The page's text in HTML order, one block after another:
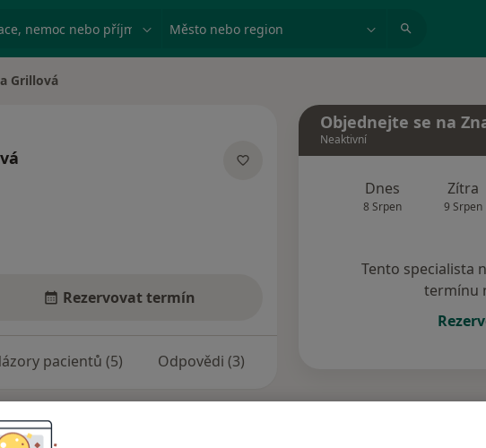
nemoc nebo příjmení Město nebo region
Grillová
Rezervovat termín
pacientů (5) Odpovědi (3)
Objednejte se na
Neaktivní
Dnes
8 Srpen
Zítra
9 Srpen
Tento specialista
termínu